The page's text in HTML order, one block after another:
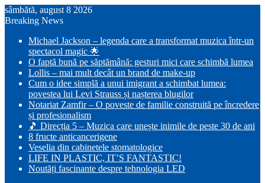
sâmbătă, august 8 2026
Breaking News
Michael Jackson – legenda care a transformat muzica într-un
spectacol magic 🌟
O faptă bună pe săptămână: gesturi mici care schimbă lumea
Lollis – mai mult decât un brand de make-up
Cum o idee simplă a unui imigrant a schimbat lumea:
povestea lui Levi Strauss și nașterea blugilor
Notariat Zamfir – O poveste de familie construită pe încredere
și profesionalism
🎵 Direcția 5 – Muzica care unește inimile de peste 30 de ani
8 fructe anticancerigene
Veselia din cabinetele stomatologice
LIFE IN PLASTIC, IT’S FANTASTIC!
Noutăți fascinante despre tehnologia LED